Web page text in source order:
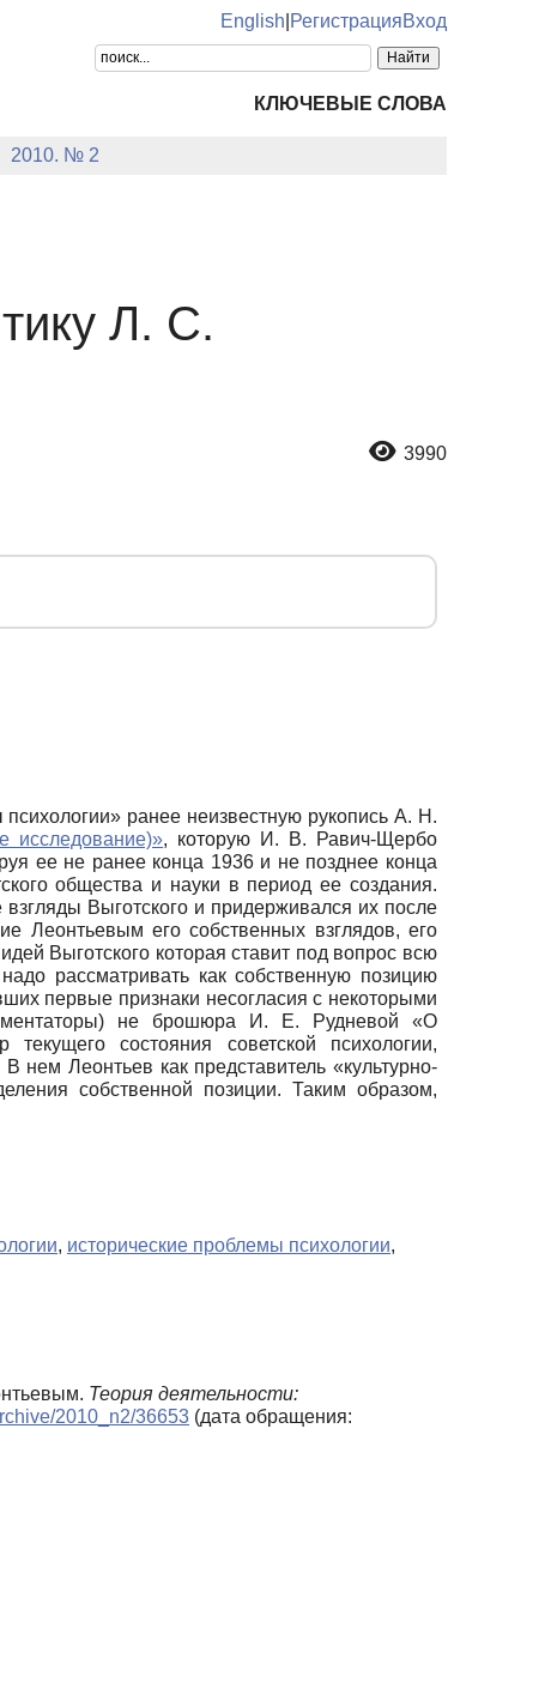
English РегистрацияВход
КЛЮЧЕВЫЕ СЛОВА
2010. № 2
Л. С.
3990
ранее неизвестную рукопись А. Н.
исследование)», которую И. В. Равич-Щербо
ее не ранее конца 1936 и не позднее конца
общества и науки в период ее создания.
Выготского и придерживался их после
Леонтьевым его собственных взглядов, его
Выготского которая ставит под вопрос всю
рассматривать как собственную позицию
первые признаки несогласия с некоторыми
не брошюра И. Е. Рудневой «О
состояния советской психологии,
Леонтьев как представитель «культурно-
собственной позиции. Таким образом,
, исторические проблемы психологии,
Теория деятельности:
2010_n2/36653 (дата обращения: